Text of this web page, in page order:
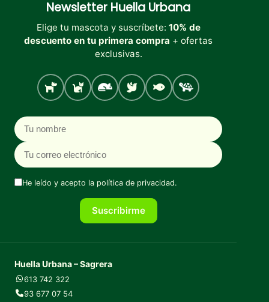
Newsletter Huella Urbana
Elige tu mascota y suscríbete: 10% de
descuento en tu primera compra + ofertas
exclusivas.
Perro Gato Roedores
Aves PecesTortugas
Nombre
Correo electrónico
He leído y acepto la política de privacidad.
Suscribirme
Huella Urbana – Sagrera
613 742 322
93 677 07 54